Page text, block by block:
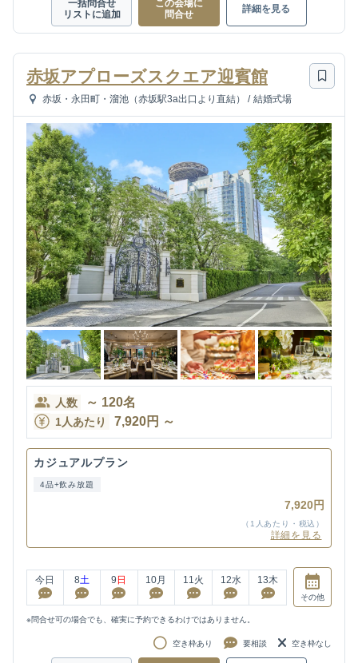
一括問合せ
リストに追加
この会場に
問合せ
詳細を見る
赤坂アプローズスクエア迎賓館
赤坂・永田町・溜池（赤坂駅3a出口より直結） / 結婚式場
人数 ～ 120名
1人あたり 7,920円 ～
カジュアルプラン
4品+飲み放題
7,920円
（1人あたり・税込）
詳細を見る
今日 8土 9 日 10月 11 火 12水 13木
その他
※問合せ可の場合でも、確実に予約できるわけではありません。
空き枠あり 要相談 空き枠なし